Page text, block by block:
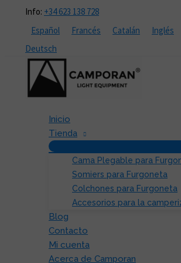
contenido
Info: +34 623 138 728
Español
Francés Catalán Inglés
Deutsch
Inicio
Tienda
Cama Plegable para
Somiers para Furgoneta
Colchones para Furgoneta
Accesorios para la
Blog
Contacto
Mi cuenta
Acerca de Camporan